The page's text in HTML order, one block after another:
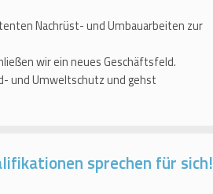
Nachrüst- und Umbauarbeiten zur
wir ein neues Geschäftsfeld.
und Umweltschutz und gehst
sprechen für sich!